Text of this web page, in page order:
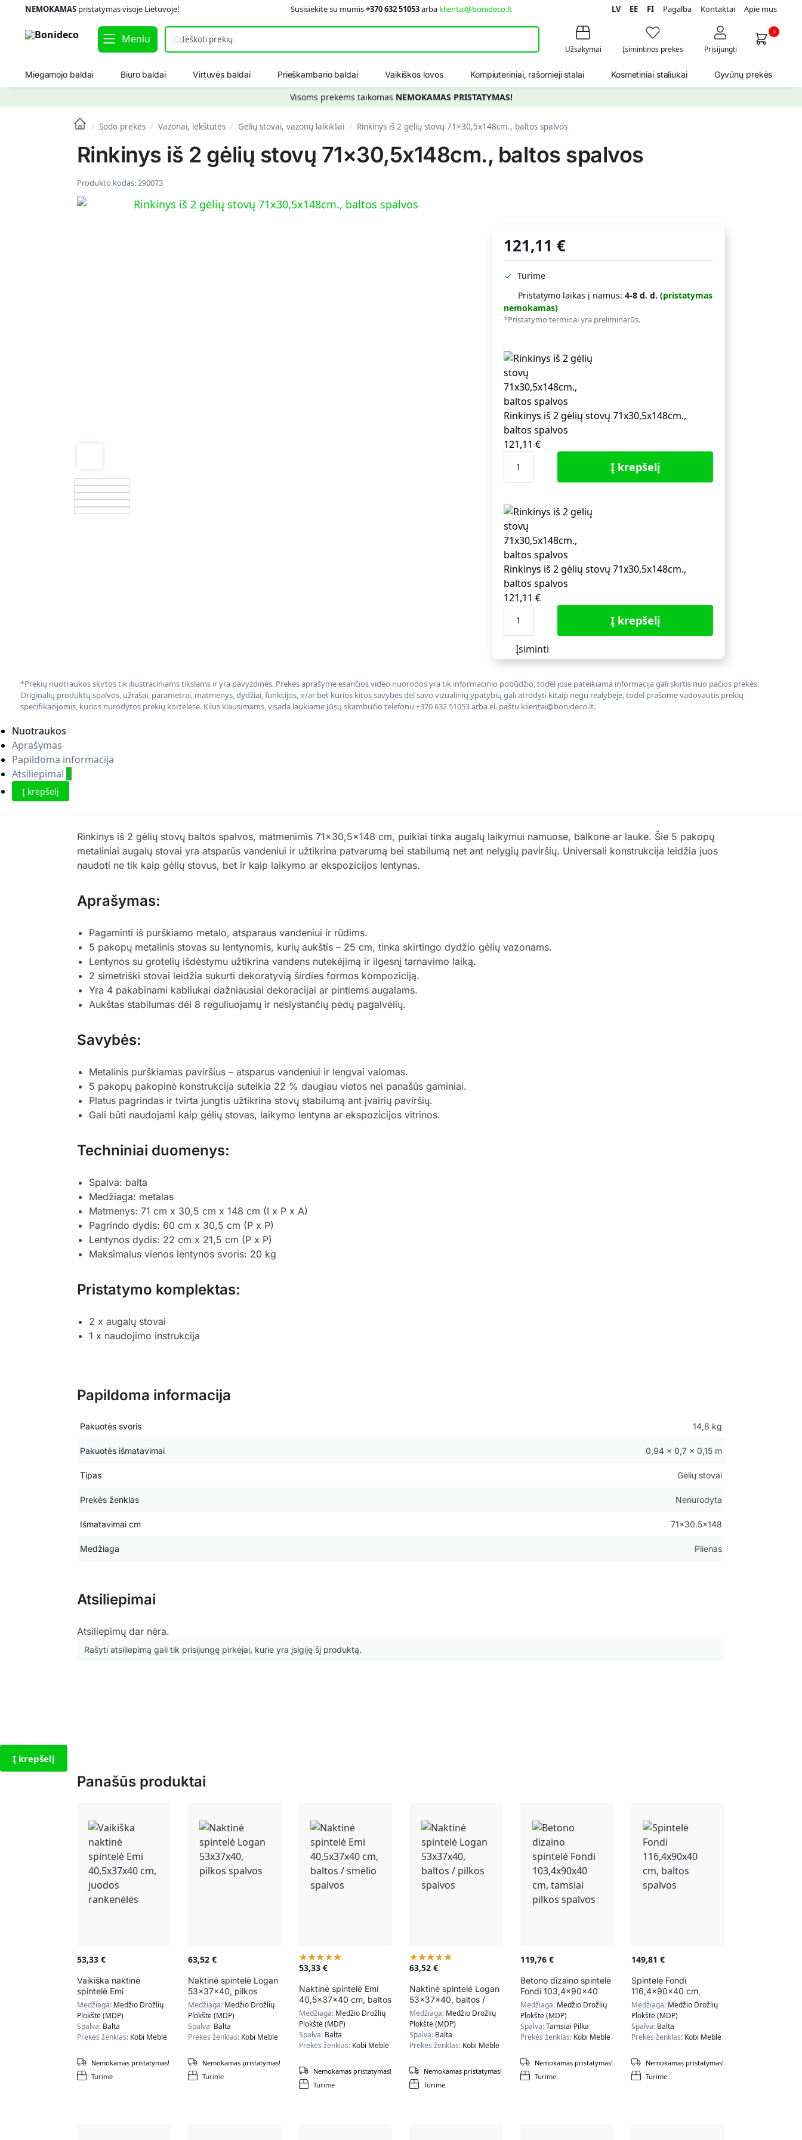
NEMOKAMASpristatymas visoje Lietuvoje! Susisiekite su mumis+370 632 51053arba klientai@bonideco.lt LV EE FI Pagalba Kontaktai Apie mus
Meniu
Užsakymai Įsimintinos prekės Prisijungti
0
Miegamojo baldai Biuro baldai Virtuvės baldai Prieškambario baldai Vaikiškos lovos Kompiuteriniai, rašomieji stalai Kosmetiniai staliukai Gyvūnų prekės
Visoms prekėms taikomas NEMOKAMAS PRISTATYMAS!
/ Sodo prekės / Vazonai, lėkštutės / Gėlių stovai, vazonų laikikliai / Rinkinys iš 2 gėlių stovų 71×30,5x148cm., baltos spalvos
Rinkinys iš 2 gėlių stovų 71×30,5x148cm., baltos spalvos
Produkto kodas:290073
121,11€
Turime
Pristatymo laikas į namus:4-8 d. d. (pristatymas
nemokamas)
*Pristatymo terminai yra preliminarūs.
Rinkinys iš 2 gėlių stovų 71x30,5x148cm.,
baltos spalvos
121,11€
Į krepšelį
Rinkinys iš 2 gėlių stovų 71x30,5x148cm.,
baltos spalvos
121,11€
Į krepšelį
Įsiminti
*Prekių nuotraukos skirtos tik iliustraciniams tikslams ir yra pavyzdinės. Prekės aprašyme esančios video nuorodos yra tik informacinio pobūdžio, todėl jose pateikiama informacija gali skirtis nuo pačios prekės.
Originalių produktų spalvos, užrašai, parametrai, matmenys, dydžiai, funkcijos, ir/ar bet kurios kitos savybės dėl savo vizualinių ypatybių gali atrodyti kitaip negu realybėje, todėl prašome vadovautis prekių
specifikacijomis, kurios nurodytos prekių kortelėse. Kilus klausimams, visada laukiame Jūsų skambučio telefonu +370 632 51053 arba el. paštu klientai@bonideco.lt.
Nuotraukos
Aprašymas
Papildoma informacija
Atsiliepimai 0
Į krepšelį
Rinkinys iš 2 gėlių stovų baltos spalvos, matmenimis 71×30,5×148 cm, puikiai tinka augalų laikymui namuose, balkone ar lauke. Šie 5 pakopų
metaliniai augalų stovai yra atsparūs vandeniui ir užtikrina patvarumą bei stabilumą net ant nelygių paviršių. Universali konstrukcija leidžia juos
naudoti ne tik kaip gėlių stovus, bet ir kaip laikymo ar ekspozicijos lentynas.
Aprašymas:
Pagaminti iš purškiamo metalo, atsparaus vandeniui ir rūdims.
5 pakopų metalinis stovas su lentynomis, kurių aukštis – 25 cm, tinka skirtingo dydžio gėlių vazonams.
Lentynos su grotelių išdėstymu užtikrina vandens nutekėjimą ir ilgesnį tarnavimo laiką.
2 simetriški stovai leidžia sukurti dekoratyvią širdies formos kompoziciją.
Yra 4 pakabinami kabliukai dažniausiai dekoracijai ar pintiems augalams.
Aukštas stabilumas dėl 8 reguliuojamų ir neslystančių pėdų pagalvėlių.
Savybės:
Metalinis purškiamas paviršius – atsparus vandeniui ir lengvai valomas.
5 pakopų pakopinė konstrukcija suteikia 22 % daugiau vietos nei panašūs gaminiai.
Platus pagrindas ir tvirta jungtis užtikrina stovų stabilumą ant įvairių paviršių.
Gali būti naudojami kaip gėlių stovas, laikymo lentyna ar ekspozicijos vitrinos.
Techniniai duomenys:
Spalva: balta
Medžiaga: metalas
Matmenys: 71 cm x 30,5 cm x 148 cm (I x P x A)
Pagrindo dydis: 60 cm x 30,5 cm (P x P)
Lentynos dydis: 22 cm x 21,5 cm (P x P)
Maksimalus vienos lentynos svoris: 20 kg
Pristatymo komplektas:
2 x augalų stovai
1 x naudojimo instrukcija
Papildoma informacija
Pakuotės svoris 14,8 kg
Pakuotės išmatavimai 0,94 × 0,7 × 0,15 m
Tipas Gėlių stovai
Prekės ženklas Nenurodyta
Išmatavimai cm 71×30.5×148
Medžiaga Plienas
Atsiliepimai
Atsiliepimų dar nėra.
Rašyti atsiliepimą gali tik prisijungę pirkėjai, kurie yra įsigiję šį produktą.
Į krepšelį
Panašūs produktai
53,33 €
Vaikiška naktinė
spintelė Emi
40,5x37x40 cm,
juodos rankenėlės
Medžiaga: Medžio Drožlių
Plokštė (MDP)
Spalva: Balta
Prekės ženklas: Kobi Meble
Turime
Nemokamas pristatymas!
63,52 €
Naktinė spintelė Logan
53x37x40, pilkos
spalvos
Medžiaga: Medžio Drožlių
Plokštė (MDP)
Spalva: Balta
Prekės ženklas: Kobi Meble
Turime
Nemokamas pristatymas!
53,33 €
Naktinė spintelė Emi
40,5x37x40 cm, baltos
/ smėlio spalvos
Medžiaga: Medžio Drožlių
Plokštė (MDP)
Spalva: Balta
Prekės ženklas: Kobi Meble
Turime
Nemokamas pristatymas!
63,52€
Naktinė spintelė Logan
53x37x40, baltos /
pilkos spalvos
Medžiaga: Medžio Drožlių
Plokštė (MDP)
Spalva: Balta
Prekės ženklas: Kobi Meble
Turime
Nemokamas pristatymas!
119,76€
Betono dizaino spintelė
Fondi 103,4x90x40
cm, tamsiai pilkos
spalvos
Medžiaga: Medžio Drožlių
Plokštė (MDP)
Spalva:Tamsiai Pilka
Prekės ženklas: Kobi Meble
Turime
Nemokamas pristatymas!
149,81 €
Spintelė Fondi
116,4x90x40 cm,
baltos spalvos
Medžiaga: Medžio Drožlių
Plokštė (MDP)
Spalva: Balta
Prekės ženklas: Kobi Meble
Turime
Nemokamas pristatymas!